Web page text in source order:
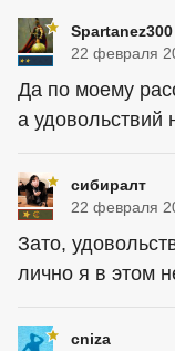
Spartanez300
22 февраля
Да по моему
а удовольствий
сибиралт
22 февраля
Зато,
лично я в этом
cniza